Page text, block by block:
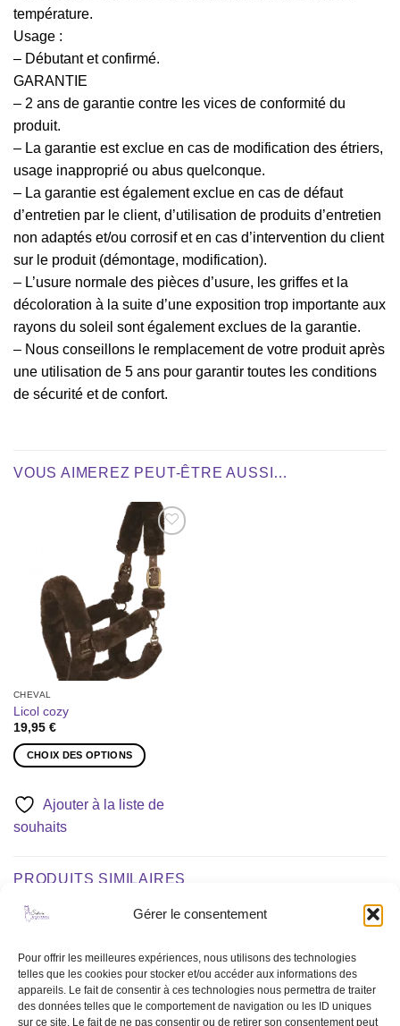
Gérer le consentement
Pour offrir les meilleures expériences, nous utilisons des technologies
telles que les cookies pour stocker et/ou accéder aux informations des
appareils. Le fait de consentir à ces technologies nous permettra de traiter
des données telles que le comportement de navigation ou les ID uniques
sur ce site. Le fait de ne pas consentir ou de retirer son consentement peut
température.
Usage :
– Débutant et confirmé.
GARANTIE
– 2 ans de garantie contre les vices de conformité du
produit.
– La garantie est exclue en cas de modification des étriers,
usage inapproprié ou abus quelconque.
– La garantie est également exclue en cas de défaut
d’entretien par le client, d’utilisation de produits d’entretien
non adaptés et/ou corrosif et en cas d’intervention du client
sur le produit (démontage, modification).
– L’usure normale des pièces d’usure, les griffes et la
décoloration à la suite d’une exposition trop importante aux
rayons du soleil sont également exclues de la garantie.
– Nous conseillons le remplacement de votre produit après
une utilisation de 5 ans pour garantir toutes les conditions
de sécurité et de confort.
VOUS AIMEREZ PEUT-ÊTRE AUSSI…
Ajouter
à la liste
de
souhaits
CHEVAL
Licol cozy
19,95 €
CHOIX DES OPTIONS
produit
a
plusieurs
Les
peuvent
être
sur
page
du
Ajouter à la liste de
souhaits
PRODUITS SIMILAIRES
Ajouter
à la liste
de
souhaits
Ajouter
à la liste
de
souhaits